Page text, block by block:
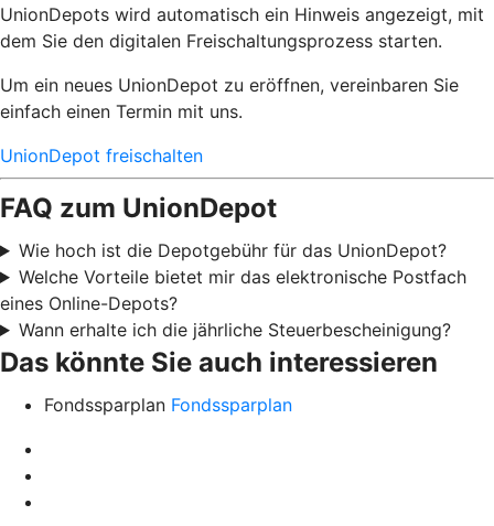
UnionDepots wird automatisch ein Hinweis angezeigt, mit
dem Sie den digitalen Freischaltungsprozess starten.
Um ein neues UnionDepot zu eröffnen, vereinbaren Sie
einfach einen Termin mit uns.
UnionDepot freischalten
FAQ zum UnionDepot
Wie hoch ist die Depotgebühr für das UnionDepot?
Welche Vorteile bietet mir das elektronische Postfach
eines Online-Depots?
Wann erhalte ich die jährliche Steuerbescheinigung?
Das könnte Sie auch interessieren
Fondssparplan Fondssparplan